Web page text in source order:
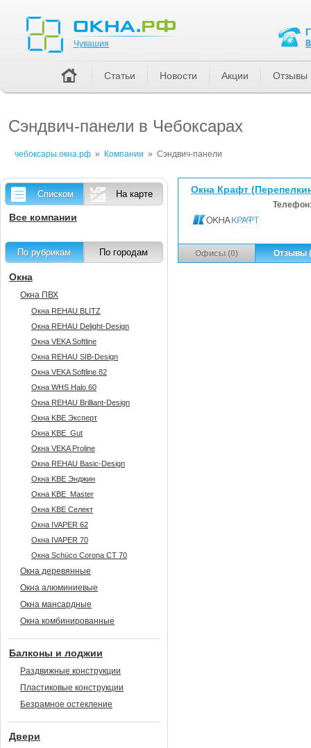
Сэндвич-панели в Чебоксарах
чебоксары.окна.рф » Компании » Сэндвич-панели
Окна Крафт
Офисы (0) Отзывы
Списком На карте
Все компании
По рубрикам По городам
Окна
Окна ПВХ
Окна REHAU BLITZ
Окна REHAU Delight-Design
Окна VEKA Softline
Окна REHAU SIB-Design
Окна VEKA Softline 82
Окна WHS Halo 60
Окна REHAU Brilliant-Design
Окна KBE Эксперт
Окна KBE_Gut
Окна VEKA Proline
Окна REHAU Basic-Design
Окна KBE Энджин
Окна KBE_Master
Окна KBE Селект
Окна IVAPER 62
Окна IVAPER 70
Окна Sсhüco Corona CT 70
Окна деревянные
Окна алюминиевые
Окна мансардные
Окна комбинированные
Балконы и лоджии
Раздвижные конструкции
Пластиковые конструкции
Безрамное остекление
Двери
Чувашия
Статьи Новости Акции Отзывы